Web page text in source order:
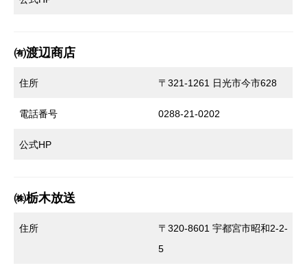
㈲渡辺商店
住所 〒321-1261 日光市今市628
電話番号 0288-21-0202
公式HP
㈱栃木放送
住所
〒320-8601 宇都宮市昭和2-2-
5